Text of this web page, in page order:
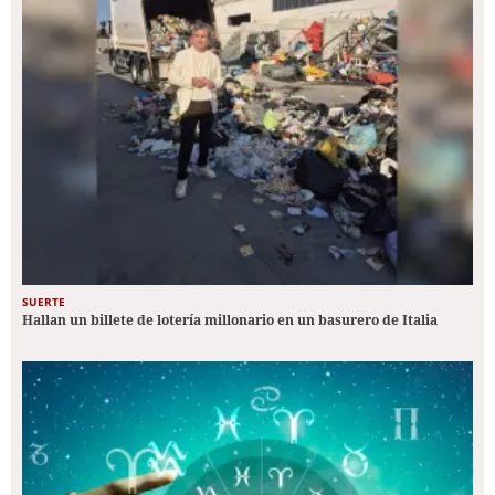
SUERTE
Hallan un billete de lotería millonario en un basurero de Italia